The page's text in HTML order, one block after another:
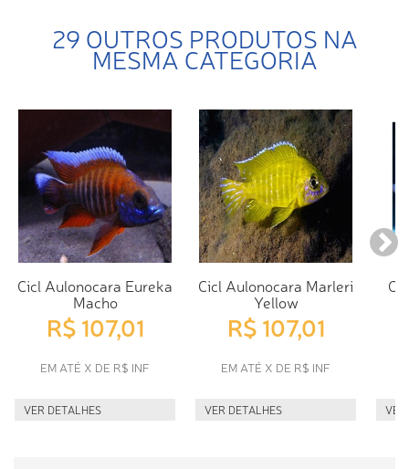
29 OUTROS PRODUTOS NA
MESMA CATEGORIA
Cicl Aulonocara Eureka
Macho
R$ 107,01
EM ATÉ X DE R$ INF
VER DETALHES
Cicl Aulonocara Marleri
Yellow
R$ 107,01
EM ATÉ X DE R$ INF
VER DETALHES VER